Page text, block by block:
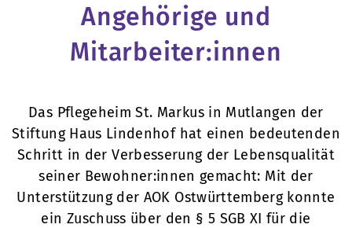
Angehörige und
Mitarbeiter:innen
Das Pflegeheim St. Markus in Mutlangen der
Stiftung Haus Lindenhof hat einen bedeutenden
Schritt in der Verbesserung der Lebensqualität
seiner Bewohner:innen gemacht: Mit der
Unterstützung der AOK Ostwürttemberg konnte
ein Zuschuss über den § 5 SGB XI für die